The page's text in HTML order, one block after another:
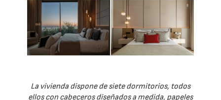
La vivienda dispone de siete dormitorios, todos
ellos con cabeceros diseñados a medida, papeles